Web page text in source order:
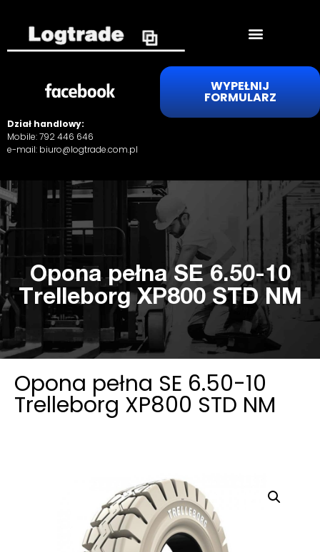
WYPEŁNIJ
FORMULARZ
Dział handlowy:
Mobile:792 446 646
e-mail: biuro@logtrade.com.pl
Opona pełna SE 6.50-10
Trelleborg XP800 STD NM
Opona pełna SE 6.50-10
Trelleborg XP800 STD NM